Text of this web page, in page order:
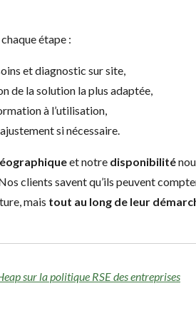
étape :
et diagnostic sur site,
de la solution la plus adaptée,
à l’utilisation,
si nécessaire.
et notre disponibilité
clients savent qu’ils peuvent
mais tout au long de leur
sur la politique RSE des entreprises